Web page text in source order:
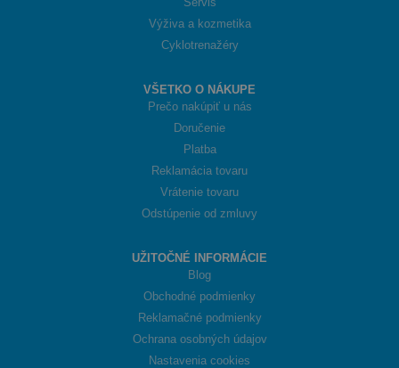
Výživa a kozmetika
Cyklotrenažéry
VŠETKO O NÁKUPE
Prečo nakúpiť u nás
Doručenie
Platba
Reklamácia tovaru
Vrátenie tovaru
Odstúpenie od zmluvy
UŽITOČNÉ INFORMÁCIE
Blog
Obchodné podmienky
Reklamačné podmienky
Ochrana osobných údajov
Nastavenia cookies